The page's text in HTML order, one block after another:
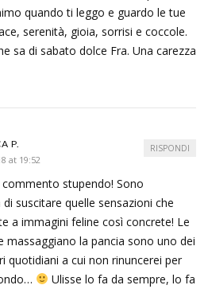
quando ti leggo e guardo le tue
serenità, gioia, sorrisi e coccole.
sa di sabato dolce Fra. Una carezza
P.
at 19:52
commento stupendo! Sono
suscitare quelle sensazioni che
a immagini feline così concrete! Le
massaggiano la pancia sono uno dei
quotidiani a cui non rinuncerei per
Ulisse lo fa da sempre, lo fa
RISPONDI